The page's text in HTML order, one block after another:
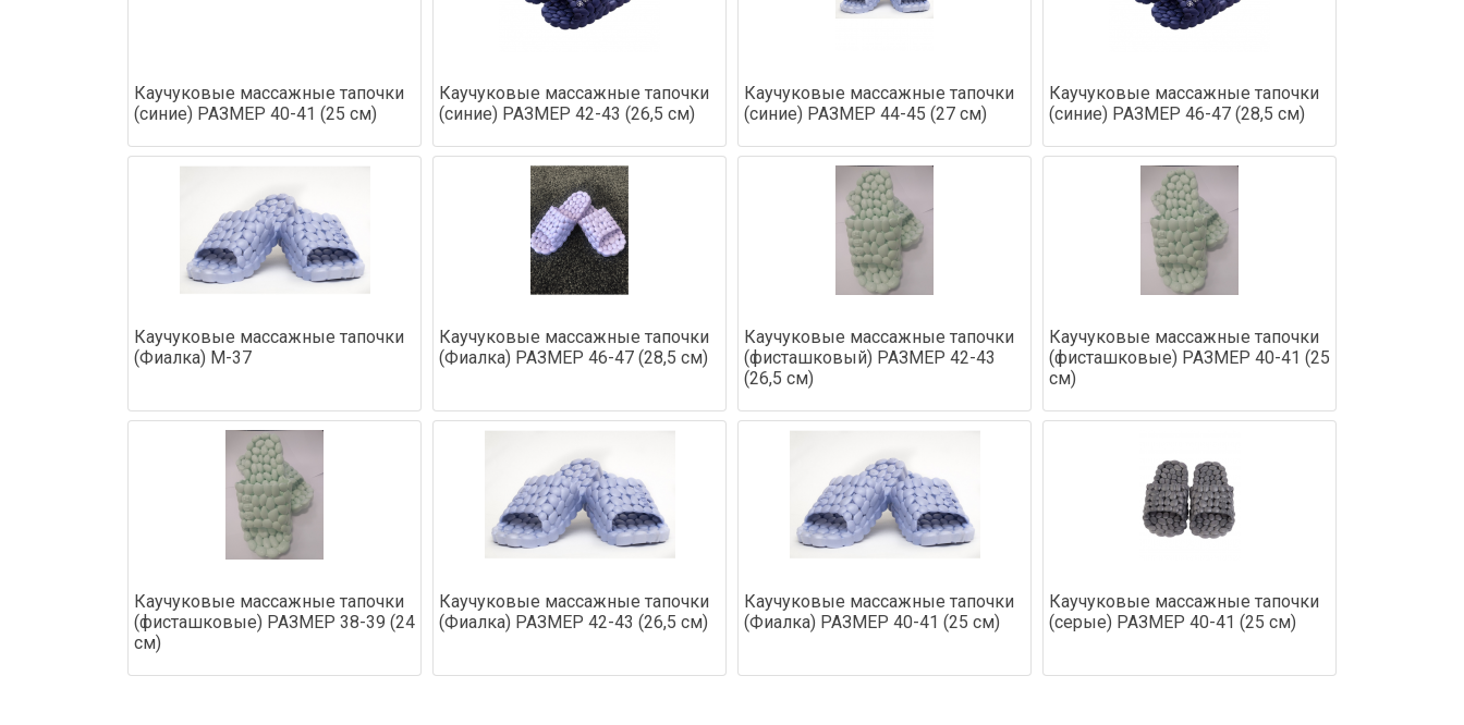
Каучуковые массажные тапочки
(синие) РАЗМЕР 40-41 (25 см)
Каучуковые массажные тапочки
(синие) РАЗМЕР 42-43 (26,5 см)
Каучуковые массажные тапочки
(синие) РАЗМЕР 44-45 (27 см)
Каучуковые массажные тапочки
(синие) РАЗМЕР 46-47 (28,5 см)
Каучуковые массажные тапочки
(Фиалка) М-37
Каучуковые массажные тапочки
(Фиалка) РАЗМЕР 46-47 (28,5 см)
Каучуковые массажные тапочки
(фисташковый) РАЗМЕР 42-43
(26,5 см)
Каучуковые массажные тапочки
(фисташковые) РАЗМЕР 40-41 (25
см)
Каучуковые массажные тапочки
(фисташковые) РАЗМЕР 38-39 (24
см)
Каучуковые массажные тапочки
(Фиалка) РАЗМЕР 42-43 (26,5 см)
Каучуковые массажные тапочки
(Фиалка) РАЗМЕР 40-41 (25 см)
Каучуковые массажные тапочки
(серые) РАЗМЕР 40-41 (25 см)